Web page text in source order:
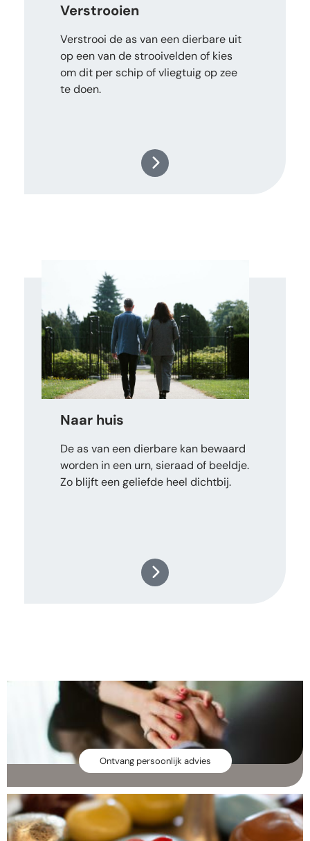
Verstrooien
Verstrooi de as van een dierbare uit
op een van de strooivelden of kies
om dit per schip of vliegtuig op zee
te doen.
Naar huis
De as van een dierbare kan bewaard
worden in een urn, sieraad of beeldje.
Zo blijft een geliefde heel dichtbij.
Ontvang persoonlijk advies